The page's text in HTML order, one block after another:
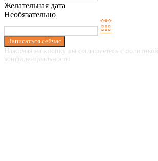
Желательная дата
Необязательно
Записаться сейчас
Нажимая на кнопку вы соглашаетесь с политикой
конфиденциальности